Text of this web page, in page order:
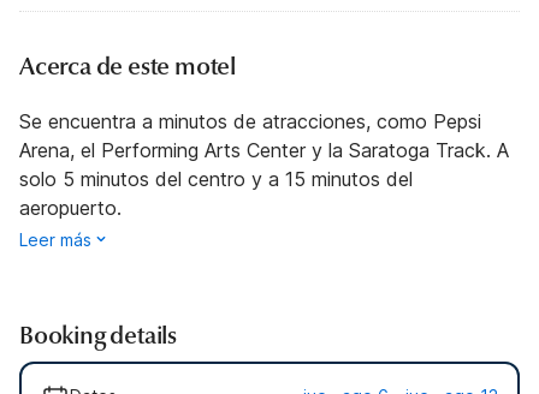
Acerca de este motel
Se encuentra a minutos de atracciones, como Pepsi
Arena, el Performing Arts Center y la Saratoga Track. A
solo 5 minutos del centro y a 15 minutos del
aeropuerto.
Leer más
Booking details